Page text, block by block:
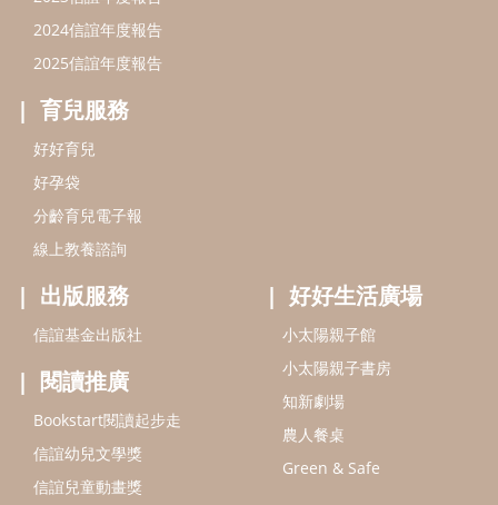
出版服務
信誼基金出版社
閱讀推廣
Bookstart閱讀起步走
信誼幼兒文學獎
信誼兒童動畫獎
小袋鼠說故事劇團
service@hsin-yi.org.tw
信誼好好育兒
小太陽親子書房
(02)2396-5305轉2345 (週一～週五 9:00～18:00)
認識信誼 合作洽談 智慧財產權聲明
本網站建議使用IE9(含以上)或 Google Chrome 版本瀏覽器
信誼基金會/上誼文化實業股份有限公司 版權所有 ©